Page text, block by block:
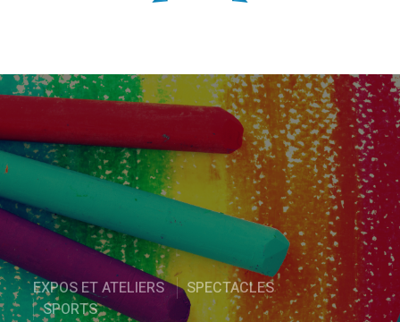
EXPOS ET ATELIERS
SPECTACLES
SPORTS